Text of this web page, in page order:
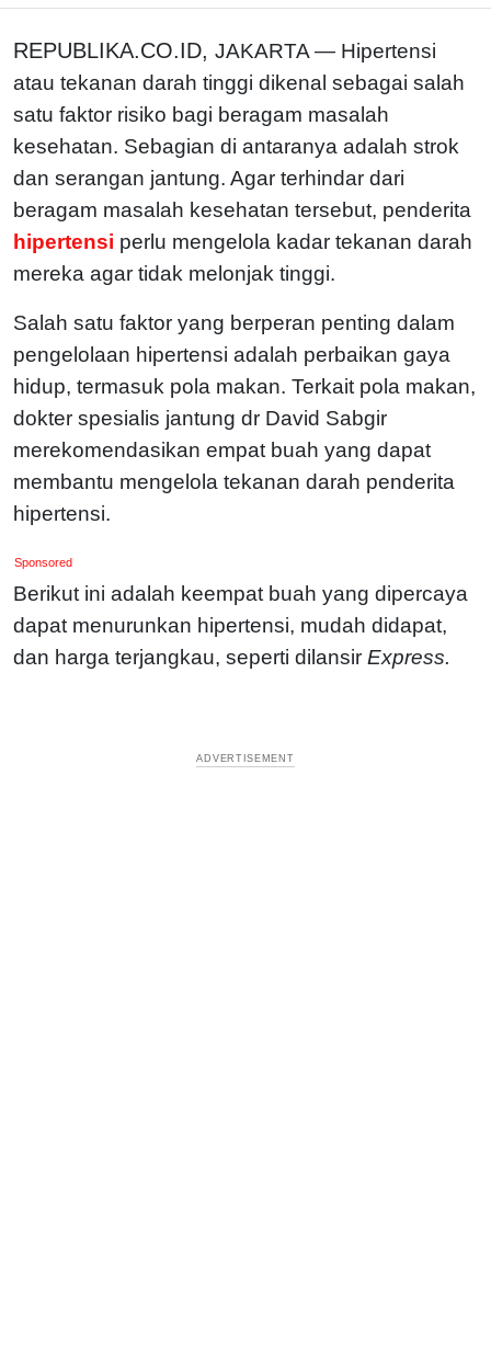
REPUBLIKA.CO.ID, JAKARTA — Hipertensi
atau tekanan darah tinggi dikenal sebagai salah
satu faktor risiko bagi beragam masalah
kesehatan. Sebagian di antaranya adalah strok
dan serangan jantung. Agar terhindar dari
beragam masalah kesehatan tersebut, penderita
hipertensi perlu mengelola kadar tekanan darah
mereka agar tidak melonjak tinggi.
Salah satu faktor yang berperan penting dalam
pengelolaan hipertensi adalah perbaikan gaya
hidup, termasuk pola makan. Terkait pola makan,
dokter spesialis jantung dr David Sabgir
merekomendasikan empat buah yang dapat
membantu mengelola tekanan darah penderita
hipertensi.
Sponsored
Berikut ini adalah keempat buah yang dipercaya
dapat menurunkan hipertensi, mudah didapat,
dan harga terjangkau, seperti dilansir Express.